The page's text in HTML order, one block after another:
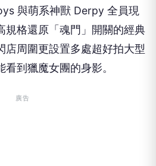
與萌系神獸 Derpy 全員現
格還原「魂門」 開關的經典
店周圍更設置多處超好拍大型
看到獵魔女團的身影。
廣告